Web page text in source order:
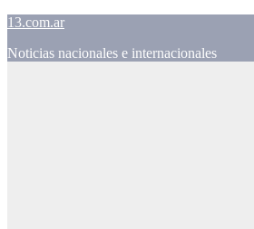
Skip
content
13.com.ar
Noticias nacionales e internacionales